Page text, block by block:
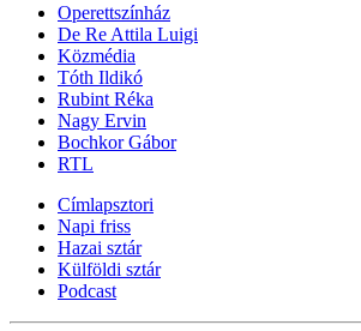
Operettszínház
De Re Attila Luigi
Közmédia
Tóth Ildikó
Rubint Réka
Nagy Ervin
Bochkor Gábor
RTL
Címlapsztori
Napi friss
Hazai sztár
Külföldi sztár
Podcast